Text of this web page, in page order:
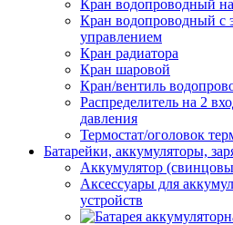
Кран водопроводный
Кран водопроводный с
управлением
Кран радиатора
Кран шаровой
Кран/вентиль
Распределитель на 2
давления
Термостат/оголовок
Батарейки, аккумуляторы,
Аккумулятор
Аксессуары для
устройств